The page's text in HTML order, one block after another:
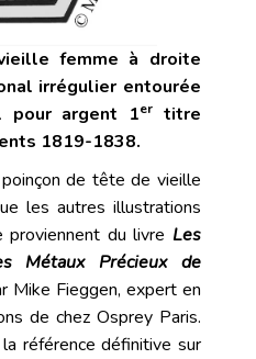
femme à droite
irrégulier entourée
pour argent 1er
titre
1819-1838.
de tête de vieille
les autres illustrations
du livre Les
Métaux Précieux de
Mike Fieggen, expert en
de chez Osprey Paris.
référence définitive sur